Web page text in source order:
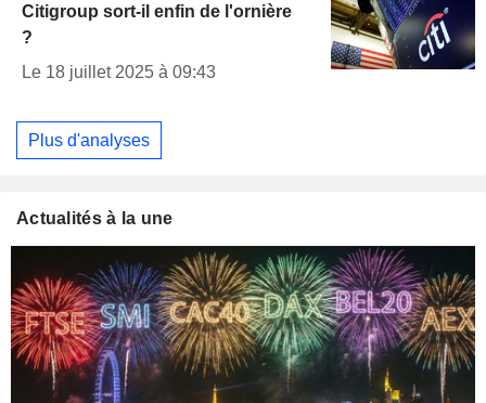
Citigroup sort-il enfin de l'ornière
?
Le 18 juillet 2025 à 09:43
Plus d'analyses
Actualités à la une